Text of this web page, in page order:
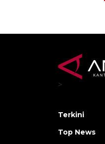
>
Terkini
Top News